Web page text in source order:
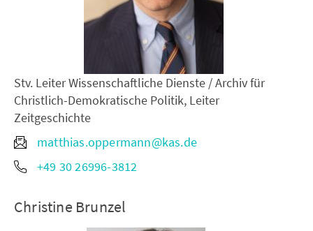
Stv. Leiter Wissenschaftliche Dienste / Archiv für
Christlich-Demokratische Politik, Leiter
Zeitgeschichte
matthias.oppermann@kas.de
+49 30 26996-3812
Christine Brunzel